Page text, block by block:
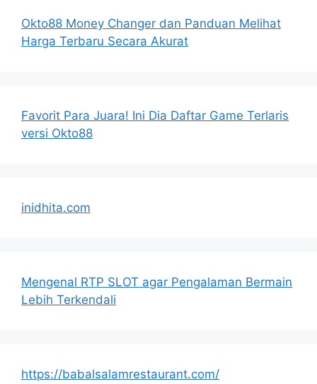
Okto88 Money Changer dan Panduan Melihat
Harga Terbaru Secara Akurat
Favorit Para Juara! Ini Dia Daftar Game Terlaris
versi Okto88
inidhita.com
Mengenal RTP SLOT agar Pengalaman Bermain
Lebih Terkendali
https://babalsalamrestaurant.com/